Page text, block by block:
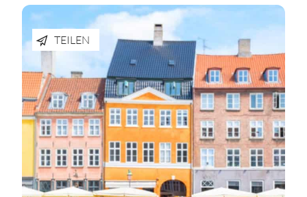
TEILEN